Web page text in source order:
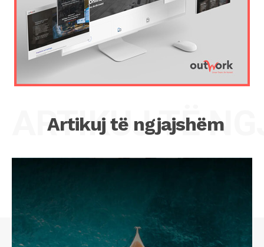
Artikuj të ngjajshëm
ARTIKUJ TË